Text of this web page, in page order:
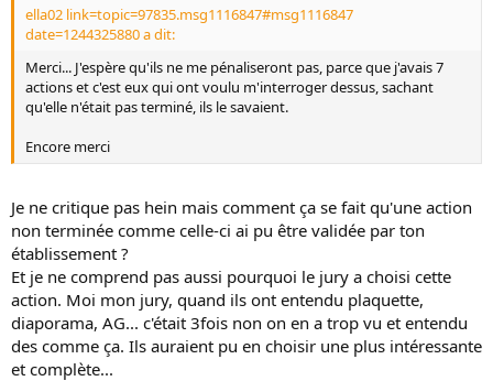
ella02 link=topic=97835.msg1116847#msg1116847
date=1244325880 a dit:
Merci... J'espère qu'ils ne me pénaliseront pas, parce que j'avais 7
actions et c'est eux qui ont voulu m'interroger dessus, sachant
qu'elle n'était pas terminé, ils le savaient.
Encore merci
Je ne critique pas hein mais comment ça se fait qu'une action
non terminée comme celle-ci ai pu être validée par ton
établissement ?
Et je ne comprend pas aussi pourquoi le jury a choisi cette
action. Moi mon jury, quand ils ont entendu plaquette,
diaporama, AG... c'était 3fois non on en a trop vu et entendu
des comme ça. Ils auraient pu en choisir une plus intéressante
et complète...